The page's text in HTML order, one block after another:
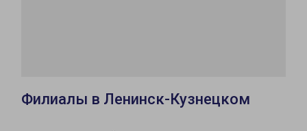
Филиалы в Ленинск-Кузнецком